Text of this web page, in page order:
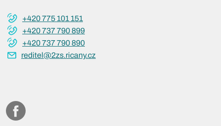
+420 775 101 151
+420 737 790 899
+420 737 790 890
reditel@2zs.ricany.cz